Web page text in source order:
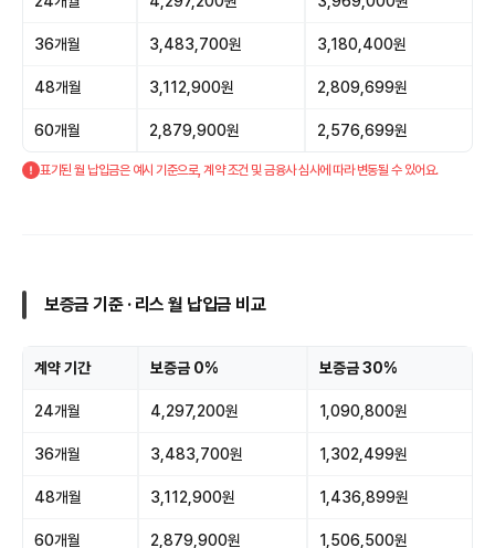
36개월 3,483,700원 3,180,400원
48개월 3,112,900원 2,809,699원
60개월 2,879,900원 2,576,699원
표기된 월 납입금은 예시 기준으로, 계약 조건 및 금융사 심사에 따라 변동될 수 있어요.
보증금 기준 · 리스 월 납입금 비교
계약 기간 보증금 0% 보증금 30%
24개월 4,297,200원 1,090,800원
36개월 3,483,700원 1,302,499원
48개월 3,112,900원 1,436,899원
60개월 2,879,900원 1,506,500원